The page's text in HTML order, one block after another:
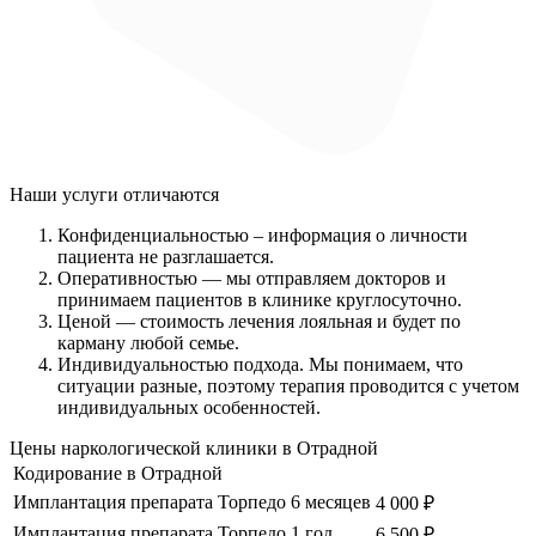
Наши услуги отличаются
Конфиденциальностью – информация о личности
пациента не разглашается.
Оперативностью — мы отправляем докторов и
принимаем пациентов в клинике круглосуточно.
Ценой — стоимость лечения лояльная и будет по
карману любой семье.
Индивидуальностью подхода. Мы понимаем, что
ситуации разные, поэтому терапия проводится с учетом
индивидуальных особенностей.
Цены наркологической клиники в Отрадной
Кодирование в Отрадной
Имплантация препарата Торпедо 6 месяцев 4 000 ₽